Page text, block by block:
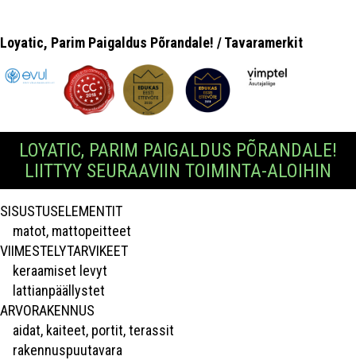
Loyatic, Parim Paigaldus Põrandale! / Tavaramerkit
LOYATIC, PARIM PAIGALDUS PÕRANDALE!
LIITTYY SEURAAVIIN TOIMINTA-ALOIHIN
SISUSTUSELEMENTIT
matot, mattopeitteet
VIIMESTELYTARVIKEET
keraamiset levyt
lattianpäällystet
ARVORAKENNUS
aidat, kaiteet, portit, terassit
rakennuspuutavara